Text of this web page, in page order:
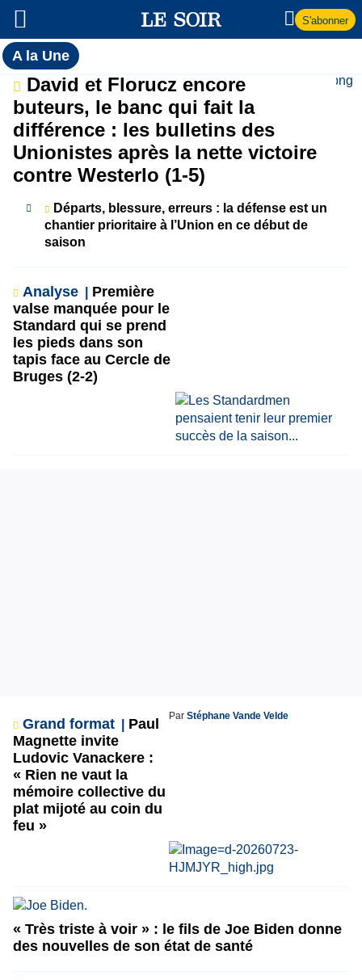
S'abonner
A la UneToutes
l'actualité
du Soir
A
la
Une
David et Florucz encore
buteurs, le banc qui fait la
différence : les bulletins des
Unionistes après la nette victoire
contre Westerlo (1-5)
Départs, blessure, erreurs : la défense est un
chantier prioritaire à l’Union en ce début de
saison
Analyse
Première
valse manquée pour le
Standard qui se prend
les pieds dans son
tapis face au Cercle de
Bruges (2-2)
Grand format
Paul
Magnette invite
Ludovic Vanackere :
« Rien ne vaut la
mémoire collective du
plat mijoté au coin du
feu »
Par Stéphane Vande Velde
« Très triste à voir » : le fils de Joe Biden donne
des nouvelles de son état de santé